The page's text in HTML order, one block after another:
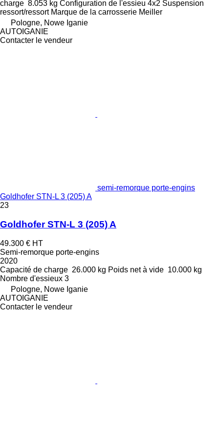
charge 8.053 kg Configuration de l'essieu 4x2 Suspension
ressort/ressort Marque de la carrosserie Meiller
Pologne, Nowe Iganie
AUTOIGANIE
Contacter le vendeur
semi-remorque porte-engins
Goldhofer STN-L 3 (205) A
23
Goldhofer STN-L 3 (205) A
49.300 € HT
Semi-remorque porte-engins
2020
Capacité de charge 26.000 kg Poids net à vide 10.000 kg
Nombre d'essieux 3
Pologne, Nowe Iganie
AUTOIGANIE
Contacter le vendeur